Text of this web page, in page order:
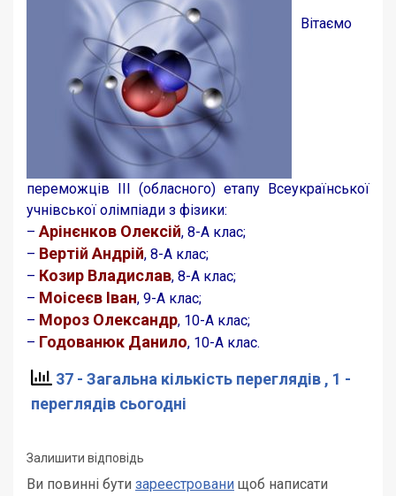
Вітаємо
переможців ІІІ (обласного) етапу Всеукраїнської
учнівської олімпіади з фізики:
–Арінєнков Олексій, 8-А клас;
– Вертій Андрій, 8-А клас;
– Козир Владислав, 8-А клас;
– Моісеєв Іван, 9-А клас;
– Мороз Олександр, 10-А клас;
– Годованюк Данило, 10-А клас.
37 - Загальна кількість переглядів , 1 -
переглядів сьогодні
Залишити відповідь
Ви повинні бути зареестровани щоб написати